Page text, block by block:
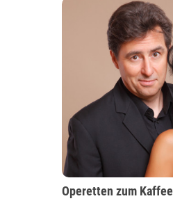
Operetten zum Kaffee